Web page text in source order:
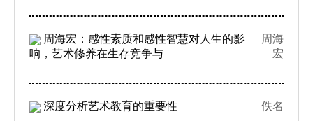
周海宏：感性素质和感性智慧对人生的影
响，艺术修养在生存竞争与
周海
宏
深度分析艺术教育的重要性 佚名